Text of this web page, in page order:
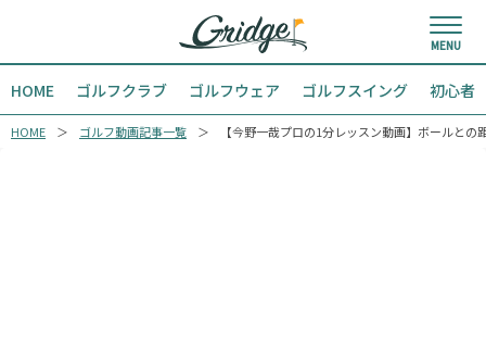
HOME ゴルフクラブ ゴルフウェア ゴルフスイング 初心者
HOME ゴルフ動画記事一覧 【今野一哉プロの1分レッスン動画】ボールとの